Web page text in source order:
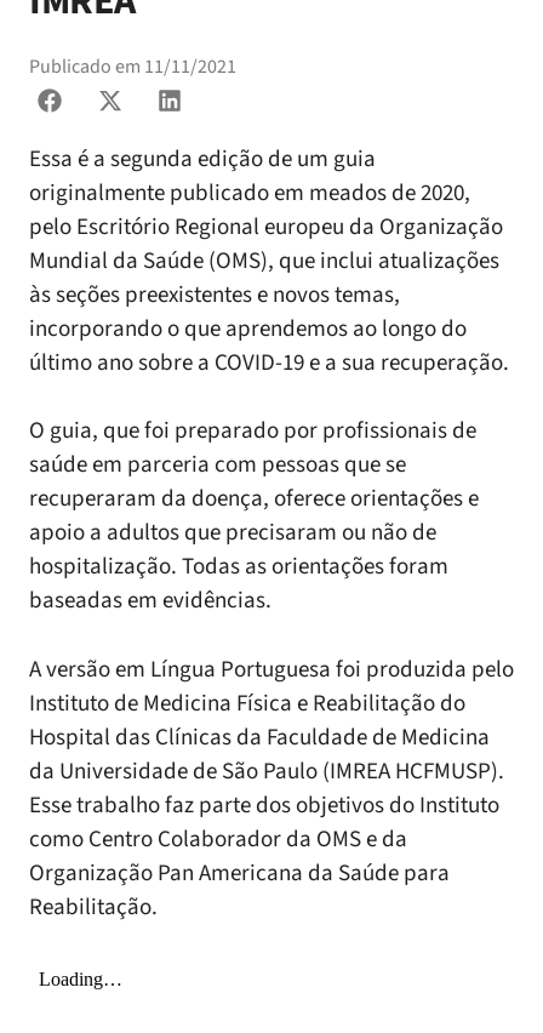
Publicado em 11/11/2021
Essa é a segunda edição de um guia
originalmente publicado em meados de 2020,
pelo Escritório Regional europeu da Organização
Mundial da Saúde (OMS), que inclui atualizações
às seções preexistentes e novos temas,
incorporando o que aprendemos ao longo do
último ano sobre a COVID-19 e a sua recuperação.
O guia, que foi preparado por profissionais de
saúde em parceria com pessoas que se
recuperaram da doença, oferece orientações e
apoio a adultos que precisaram ou não de
hospitalização. Todas as orientações foram
baseadas em evidências.
A versão em Língua Portuguesa foi produzida pelo
Instituto de Medicina Física e Reabilitação do
Hospital das Clínicas da Faculdade de Medicina
da Universidade de São Paulo (IMREA HCFMUSP).
Esse trabalho faz parte dos objetivos do Instituto
como Centro Colaborador da OMS e da
Organização Pan Americana da Saúde para
Reabilitação.